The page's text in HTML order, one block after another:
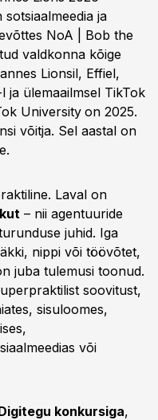
ja
NoA | Bob the
valdkonna kõige
Lionsil, Effiel,
ja ülemaailmsel TikTok
University on 2025.
võitja. Sel aastal on
Laval on
– nii agentuuride
juhid. Iga
nippi või töövõtet,
juba tulemusi toonud.
soovitust,
sisuloomes,
või
konkursiga,